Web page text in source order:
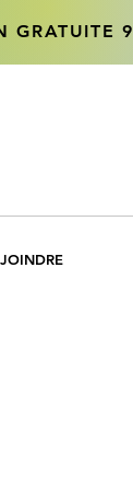
GRATUITE